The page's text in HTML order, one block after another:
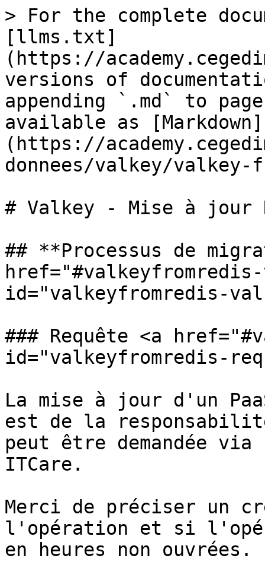
> For the complete
[llms.txt]
(https://
versions of
appending `.md` to
available as [Markdown]
(https://
donnees/valkey/valkey-
# Valkey - Mise à jour
## **Processus de
href="#valkeyfromredis-
id="valkeyfromredis-
### Requête <a
id="valkeyfromredis-
La mise à jour d'un
est de la
peut être demandée
ITCare.
Merci de préciser un
l'opération et si
en heures non ouvrées.